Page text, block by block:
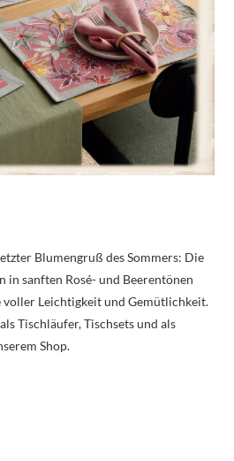
Blumengruß des Sommers: Die
in sanften Rosé- und Beerentönen
voller Leichtigkeit und Gemütlichkeit.
Tischläufer, Tischsets und als
Shop.